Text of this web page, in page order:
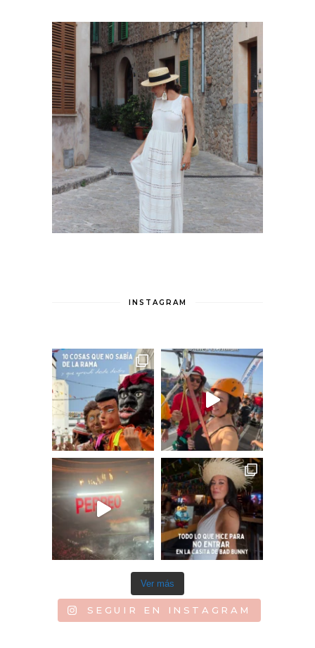
INSTAGRAM
Ver más
SEGUIR EN INSTAGRAM